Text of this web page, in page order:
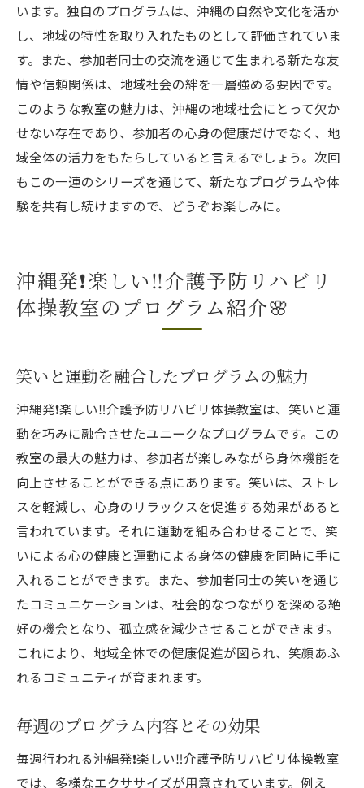
います。独自のプログラムは、沖縄の自然や文化を活か
し、地域の特性を取り入れたものとして評価されていま
す。また、参加者同士の交流を通じて生まれる新たな友
情や信頼関係は、地域社会の絆を一層強める要因です。
このような教室の魅力は、沖縄の地域社会にとって欠か
せない存在であり、参加者の心身の健康だけでなく、地
域全体の活力をもたらしていると言えるでしょう。次回
もこの一連のシリーズを通じて、新たなプログラムや体
験を共有し続けますので、どうぞお楽しみに。
沖縄発❗️楽しい‼️介護予防リハビリ
体操教室のプログラム紹介🌸
笑いと運動を融合したプログラムの魅力
沖縄発❗️楽しい‼️介護予防リハビリ体操教室は、笑いと運
動を巧みに融合させたユニークなプログラムです。この
教室の最大の魅力は、参加者が楽しみながら身体機能を
向上させることができる点にあります。笑いは、ストレ
スを軽減し、心身のリラックスを促進する効果があると
言われています。それに運動を組み合わせることで、笑
いによる心の健康と運動による身体の健康を同時に手に
入れることができます。また、参加者同士の笑いを通じ
たコミュニケーションは、社会的なつながりを深める絶
好の機会となり、孤立感を減少させることができます。
これにより、地域全体での健康促進が図られ、笑顔あふ
れるコミュニティが育まれます。
毎週のプログラム内容とその効果
毎週行われる沖縄発❗️楽しい‼️介護予防リハビリ体操教室
では、多様なエクササイズが用意されています。例え